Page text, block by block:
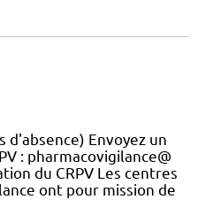
d'absence) Envoyez un
: pharmacovigilance@
du CRPV Les centres
ont pour mission de